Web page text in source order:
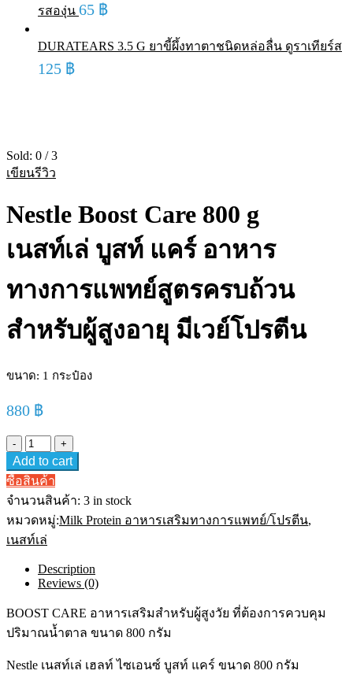
รสองุ่น 65 ฿
DURATEARS 3.5 G ยาขี้ผึ้งทาตาชนิดหล่อลื่น ดูราเทียร์ส
125 ฿
Sold: 0 / 3
เขียนรีวิว
Nestle Boost Care 800 g
เนสท์เล่ บูสท์ แคร์ อาหาร
ทางการแพทย์สูตรครบถ้วน
สำหรับผู้สูงอายุ มีเวย์โปรตีน
ขนาด: 1 กระป๋อง
880 ฿
Nestle
Boost
Care
800
g
เนสท์เล่
บูสท์
แคร์
ทางการ
สูตร
ครบ
สำหรับ
Add to cart
ซื้อสินค้า
จำนวนสินค้า: 3 in stock
หมวดหมู่:Milk Protein อาหารเสริมทางการแพทย์/โปรตีน,
เนสท์เล่
Description
Reviews (0)
BOOST CARE อาหารเสริมสำหรับผู้สูงวัย ที่ต้องการควบคุม
ปริมาณน้ำตาล ขนาด 800 กรัม
Nestle เนสท์เล่ เฮลท์ ไซเอนซ์ บูสท์ แคร์ ขนาด 800 กรัม